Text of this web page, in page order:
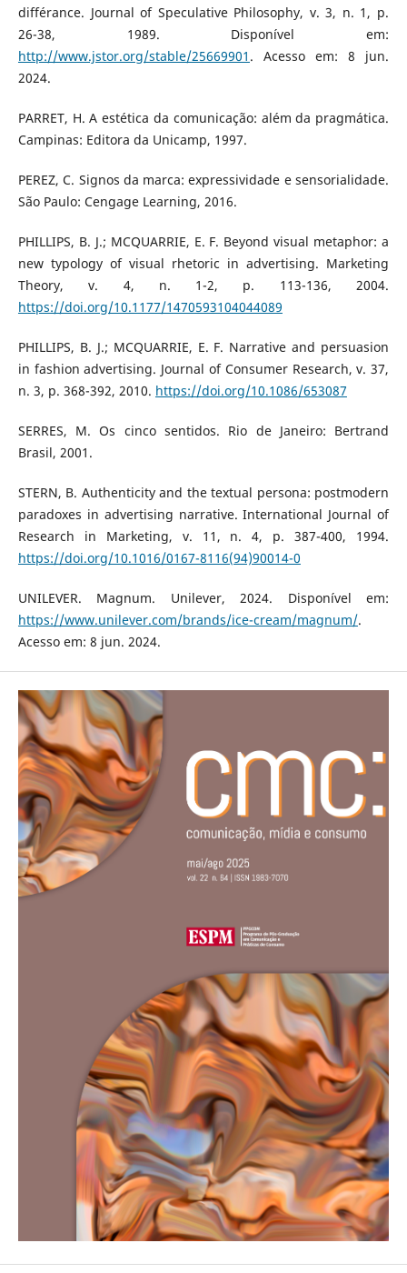
différance. Journal of Speculative Philosophy, v. 3, n. 1, p.
26-38, 1989. Disponível em:
http://www.jstor.org/stable/25669901 . Acesso em: 8 jun.
2024.
PARRET, H. A estética da comunicação: além da pragmática.
Campinas: Editora da Unicamp, 1997.
PEREZ, C. Signos da marca: expressividade e sensorialidade.
São Paulo: Cengage Learning, 2016.
PHILLIPS, B. J.; MCQUARRIE, E. F. Beyond visual metaphor: a
new typology of visual rhetoric in advertising. Marketing
Theory, v. 4, n. 1-2, p. 113-136, 2004.
https://doi.org/10.1177/1470593104044089
PHILLIPS, B. J.; MCQUARRIE, E. F. Narrative and persuasion
in fashion advertising. Journal of Consumer Research, v. 37,
n. 3, p. 368-392, 2010. https://doi.org/10.1086/653087
SERRES, M. Os cinco sentidos. Rio de Janeiro: Bertrand
Brasil, 2001.
STERN, B. Authenticity and the textual persona: postmodern
paradoxes in advertising narrative. International Journal of
Research in Marketing, v. 11, n. 4, p. 387-400, 1994.
https://doi.org/10.1016/0167-8116(94)90014-0
UNILEVER. Magnum. Unilever, 2024. Disponível em:
https://www.unilever.com/brands/ice-cream/magnum/.
Acesso em: 8 jun. 2024.